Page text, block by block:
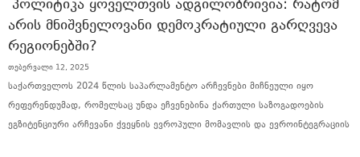
ᲞᲝᲚᲘᲢᲘᲙᲐ ᲧᲝᲕᲔᲚᲗᲕᲘᲡ ᲐᲓᲒᲘᲚᲝᲑᲠᲘᲕᲘᲐ: ᲠᲐᲢᲝᲛ
ᲐᲠᲘᲡ ᲛᲜᲘᲨᲕᲜᲔᲚᲝᲕᲐᲜᲘ ᲓᲔᲛᲝᲙᲠᲐᲢᲘᲣᲚᲘ ᲒᲐᲠᲦᲕᲔᲕᲐ
ᲠᲔᲒᲘᲝᲜᲔᲑᲨᲘ?
თებერვალი 12, 2025
საქართველოს 2024 წლის საპარლამენტო არჩევნები მიჩნეული იყო
რეფერენდუმად, რომელსაც უნდა ეჩვენებინა ქართული საზოგადოების
ეგზიტენციური არჩევანი ქვეყნის ევროპული მომავლის და ევროინტეგრაციის